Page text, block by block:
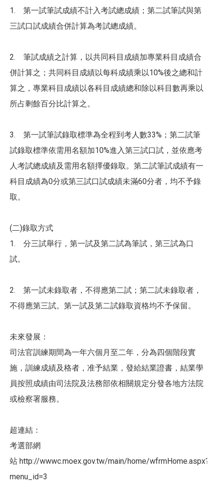
1. 第一試筆試成績不計入考試總成績；第二試筆試與第
三試口試成績合併計算為考試總成績。
2. 筆試成績之計算，以共同科目成績加專業科目成績合
併計算之；共同科目成績以每科成績乘以10%後之總和計
算之，專業科目成績以各科目成績總和除以科目數再乘以
所占剩餘百分比計算之。
3. 第一試筆試錄取標準為全程到考人數33%；第二試筆
試錄取標準依需用名額加10%進入第三試口試，並依應考
人考試總成績及需用名額擇優錄取。第二試筆試成績有一
科目成績為0分或第三試口試成績未滿60分者，均不予錄
取。
(二)錄取方式
1. 分三試舉行，第一試及第二試為筆試，第三試為口
試。
2. 第一試未錄取者，不得應第二試；第二試未錄取者，
不得應第三試。第一試及第二試錄取資格均不予保留。
未來發展：
司法官訓練期間為一年六個月至二年，分為四個階段實
施，訓練成績及格者，准予結業，發給結業證書，結業學
員按照成績由司法院及法務部依相關規定分發各地方法院
或檢察署服務。
超連結：
考選部網
站 http://wwwc.moex.gov.tw/main/home/wfrmHome.aspx?
menu_id=3